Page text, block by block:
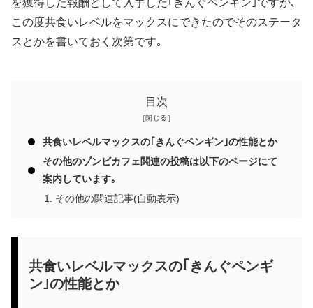
この度共食いレベルをマックスにできたのでそのステータ
スとかを書いておく次第です｡
目次
共食いレベルマックスの｢きんぐペンギン｣の性能とか
その他のゾンビカフェ関連の投稿は以下のページにて
案内しています｡
その他の関連記事(自動表示)
共食いレベルマックスの｢きんぐペンギ
ン｣の性能とか